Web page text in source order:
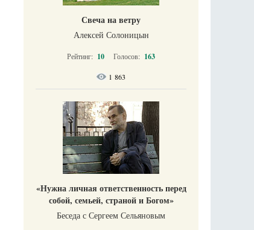
Свеча на ветру
Алексей Солоницын
Рейтинг: 10 Голосов: 163
1 863
«Нужна личная ответственность перед
собой, семьей, страной и Богом»
Беседа с Сергеем Сельяновым